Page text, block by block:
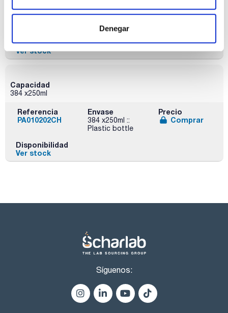
Denegar
Referencia
PA01020500
Envase
x 500 ml :: Plastic
bottle
Precio
Comprar
Disponibilidad
Ver stock
Capacidad
384 x250ml
Referencia
PA010202CH
Envase
384 x250ml ::
Plastic bottle
Precio
Comprar
Disponibilidad
Ver stock
Síguenos: